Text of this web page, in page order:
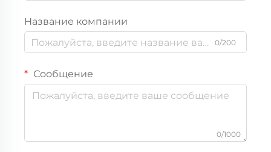
Название компании
0/200
Сообщение
0/1000